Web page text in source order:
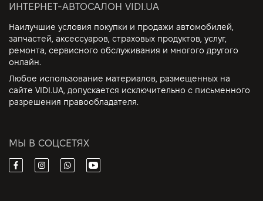
ИНТЕРНЕТ-АВТОСАЛОН VIDI.UA
Наилучшие условия покупки и продажи автомобилей,
запчастей, аксессуаров, страховых продуктов, услуг,
ремонта, сервисного обслуживания и многого другого
онлайн.
Любое использование материалов, размещенных на
сайте VIDI.UA, допускается исключительно с письменного
разрешения правообладателя.
МЫ В СОЦСЕТЯХ